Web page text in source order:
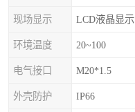
现场显示 LCD液晶显示
环境温度 20~100
电气接口 M20*1.5
外壳防护 IP66